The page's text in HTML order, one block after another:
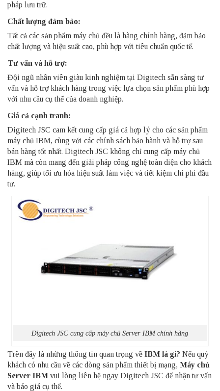
pháp lưu trữ.
Chất lượng đảm bảo:
Tất cả các sản phẩm máy chủ đều là hàng chính hãng, đảm bảo
chất lượng và hiệu suất cao, phù hợp với tiêu chuẩn quốc tế.
Tư vấn và hỗ trợ:
Đội ngũ nhân viên giàu kinh nghiệm tại Digitech sẵn sàng tư
vấn và hỗ trợ khách hàng trong việc lựa chọn sản phẩm phù hợp
với nhu cầu cụ thể của doanh nghiệp.
Giá cả cạnh tranh:
Digitech JSC cam kết cung cấp giá cả hợp lý cho các sản phẩm
máy chủ IBM, cùng với các chính sách bảo hành và hỗ trợ sau
bán hàng tốt nhất. Digitech JSC không chỉ cung cấp máy chủ
IBM mà còn mang đến giải pháp công nghệ toàn diện cho khách
hàng, giúp tối ưu hóa hiệu suất làm việc và tiết kiệm chi phí đầu
tư.
Digitech JSC cung cấp máy chủ Server IBM chính hãng
Trên đây là những thông tin quan trọng về IBM là gì? Nếu quý
khách có nhu cầu về các dòng sản phẩm thiết bị mạng, Máy chủ
Server IBM vui lòng liên hệ ngay Digitech JSC để nhận tư vấn
và báo giá cụ thể.